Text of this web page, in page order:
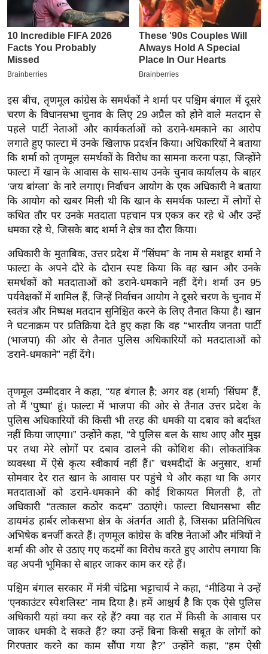
र
मि
सा
ल
बे
मि
सा
ल
श
ख्सि
य
त
यं
ग
इं
डि
या
सा
हि
त्य
ज
त
ऑ
टो
व
र्ल्ड
न्यू
ज
ब्री
फ
म
नो
रं
ज
न
ज
ग
त
इस बीच, तृणमूल कांग्रेस के समर्थकों ने शर्मा पर पश्चिम बंगाल में दूसरे
चरण के विधानसभा चुनाव के लिए 29 अप्रैल को होने वाले मतदान से
पहले पार्टी नेताओं और कार्यकर्ताओं को डराने-धमकाने का आरोप
लगाते हुए फाल्टा में उनके खिलाफ प्रदर्शन किया। अधिकारियों ने बताया
कि शर्मा को तृणमूल समर्थकों के विरोध का सामना करना पड़ा, जिन्होंने
फाल्टा में खान के आवास के साथ-साथ उनके चुनाव कार्यालय के बाहर
‘जय बांग्ला’ के नारे लगाए। निर्वाचन आयोग के एक अधिकारी ने बताया
कि आयोग को खबर मिली थी कि खान के समर्थक फाल्टा में लोगों से
कथित तौर पर उनके मतदाता पहचान पत्र एकत्र कर रहे थे और उन्हें
धमका रहे थे, जिसके बाद शर्मा ने क्षेत्र का दौरा किया।
अधिकारी के मुताबिक, उत्तर प्रदेश में “सिंघम” के नाम से मशहूर शर्मा ने
फाल्टा के अपने दौरे के दौरान स्पष्ट किया कि वह खान और उनके
समर्थकों को मतदाताओं को डराने-धमकाने नहीं देंगे। शर्मा उन 95
पर्यवेक्षकों में शामिल हैं, जिन्हें निर्वाचन आयोग ने दूसरे चरण के चुनाव में
स्वतंत्र और निष्पक्ष मतदान सुनिश्चित करने के लिए तैनात किया है। खान
ने घटनाक्रम पर प्रतिक्रिया देते हुए कहा कि वह “भारतीय जनता पार्टी
(भाजपा) की ओर से तैनात पुलिस अधिकारियों को मतदाताओं को
डराने-धमकाने” नहीं देंगे।
तृणमूल उम्मीदवार ने कहा, “यह बंगाल है; अगर वह (शर्मा) ‘सिंघम’ हैं,
तो मैं ‘पुष्पा’ हूं। फाल्टा में भाजपा की ओर से तैनात उत्तर प्रदेश के
पुलिस अधिकारियों की किसी भी तरह की धमकी या दबाव को बर्दाश्त
नहीं किया जाएगा।” उन्होंने कहा, “वे पुलिस बल के साथ आए और मुझ
पर तथा मेरे लोगों पर दबाव डालने की कोशिश की। लोकतांत्रिक
व्यवस्था में ऐसे कृत्य स्वीकार्य नहीं हैं।” चश्मदीदों के अनुसार, शर्मा
सोमवार देर रात खान के आवास पर पहुंचे थे और कहा था कि अगर
मतदाताओं को डराने-धमकाने की कोई शिकायत मिलती है, तो
अधिकारी “तत्काल कठोर कदम” उठाएंगे। फाल्टा विधानसभा सीट
डायमंड हार्बर लोकसभा क्षेत्र के अंतर्गत आती है, जिसका प्रतिनिधित्व
अभिषेक बनर्जी करते हैं। तृणमूल कांग्रेस के वरिष्ठ नेताओं और मंत्रियों ने
शर्मा की ओर से उठाए गए कदमों का विरोध करते हुए आरोप लगाया कि
वह अपनी भूमिका से बाहर जाकर काम कर रहे हैं।
पश्चिम बंगाल सरकार में मंत्री चंद्रिमा भट्टाचार्य ने कहा, “मीडिया ने उन्हें
‘एनकाउंटर स्पेशलिस्ट’ नाम दिया है। हमें आश्चर्य है कि एक ऐसे पुलिस
अधिकारी यहां क्या कर रहे हैं? क्या वह रात में किसी के आवास पर
जाकर धमकी दे सकते हैं? क्या उन्हें बिना किसी सबूत के लोगों को
गिरफ्तार करने का काम सौंपा गया है?” उन्होंने कहा, “हम ऐसी